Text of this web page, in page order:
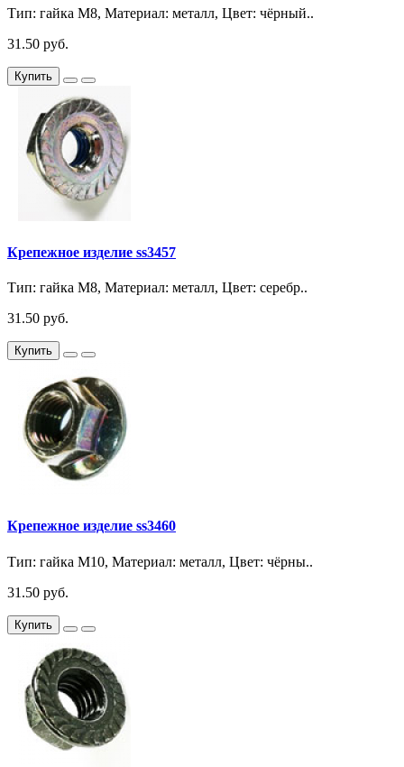
Тип: гайка М8, Материал: металл, Цвет: чёрный..
31.50 руб.
Купить
Крепежное изделие ss3457
Тип: гайка М8, Материал: металл, Цвет: серебр..
31.50 руб.
Купить
Крепежное изделие ss3460
Тип: гайка М10, Материал: металл, Цвет: чёрны..
31.50 руб.
Купить